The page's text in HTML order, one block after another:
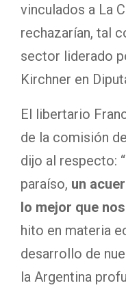
vinculados a La
rechazarían, tal
sector liderado
Kirchner en
El libertario
de la comisión
dijo al respecto:
paraíso, un
lo mejor que
hito en materia
desarrollo de
la Argentina